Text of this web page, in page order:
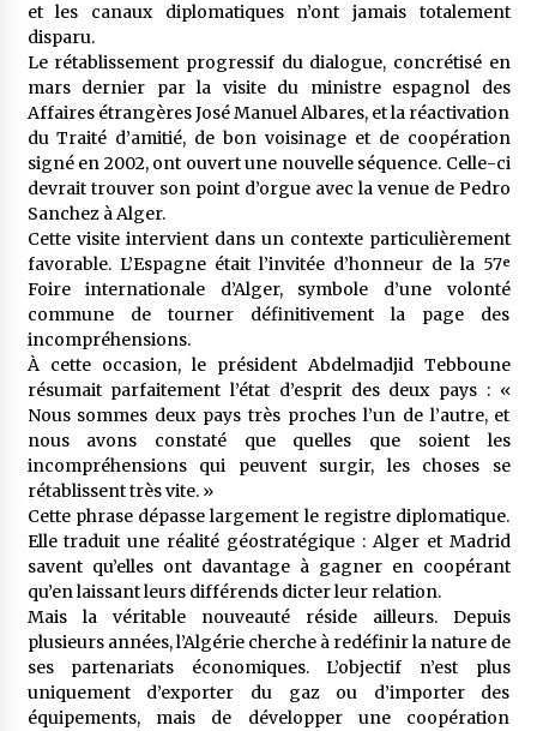
Lancement d’une campagne nationale de
informel
3 semaines ago
Première voiture de course conçue et
fabriquée localement : Une équipe d’étudiants
algériens participe à une compétition
internationale
3 semaines ago
Université Alger 3 : Lancement d’un master à
cursus intégré à la licence en communication
en langue amazighe
3 semaines ago
et les canaux diplomatiques n’ont jamais totalement
disparu.
Le rétablissement progressif du dialogue, concrétisé en
mars dernier par la visite du ministre espagnol des
Affaires étrangères José Manuel Albares, et la réactivation
du Traité d’amitié, de bon voisinage et de coopération
signé en 2002, ont ouvert une nouvelle séquence. Celle-ci
devrait trouver son point d’orgue avec la venue de Pedro
Sanchez à Alger.
Cette visite intervient dans un contexte particulièrement
favorable. L’Espagne était l’invitée d’honneur de la 57ᵉ
Foire internationale d’Alger, symbole d’une volonté
commune de tourner définitivement la page des
incompréhensions.
À cette occasion, le président Abdelmadjid Tebboune
résumait parfaitement l’état d’esprit des deux pays : «
Nous sommes deux pays très proches l’un de l’autre, et
nous avons constaté que quelles que soient les
incompréhensions qui peuvent surgir, les choses se
rétablissent très vite. »
Cette phrase dépasse largement le registre diplomatique.
Elle traduit une réalité géostratégique : Alger et Madrid
savent qu’elles ont davantage à gagner en coopérant
qu’en laissant leurs différends dicter leur relation.
Mais la véritable nouveauté réside ailleurs. Depuis
plusieurs années, l’Algérie cherche à redéfinir la nature de
ses partenariats économiques. L’objectif n’est plus
uniquement d’exporter du gaz ou d’importer des
équipements, mais de développer une coopération